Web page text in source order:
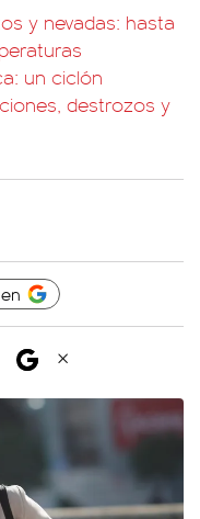
y nevadas: hasta
un ciclón
destrozos y